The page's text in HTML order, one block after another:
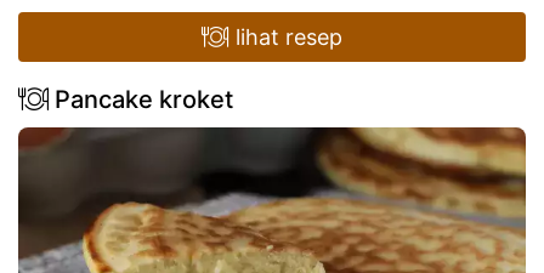
lihat resep
Pancake kroket